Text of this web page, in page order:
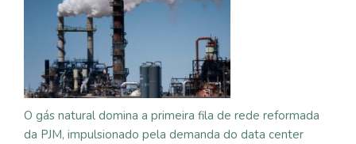
O gás natural domina a primeira fila de rede reformada
da PJM, impulsionado pela demanda do data center